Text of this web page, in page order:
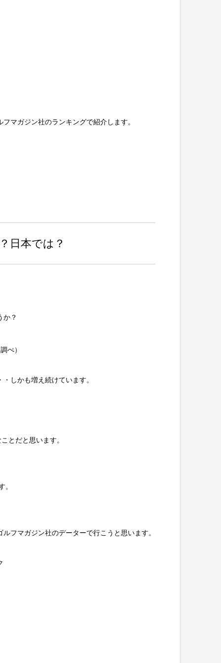
マガジン社のランキングで紹介します。
日本では？
か？
べ）
しかも増え続けています。
とだと思います。
。
フマガジン社のデーターで行こうと思います。